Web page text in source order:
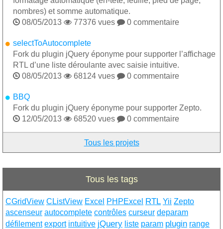
nombres) et somme automatique.
 08/05/2013  77376 vues  0 commentaire
selectToAutocomplete
Fork du plugin jQuery éponyme pour supporter l’affichage
RTL d’une liste déroulante avec saisie intuitive.
 08/05/2013  68124 vues  0 commentaire
BBQ
Fork du plugin jQuery éponyme pour supporter Zepto.
 12/05/2013  68520 vues  0 commentaire
Tous les projets
Tous les tags
CGridView CListView Excel PHPExcel RTL Yii Zepto
ascenseur autocomplete contrôles curseur deparam
défilement export intuitive jQuery liste param plugin range